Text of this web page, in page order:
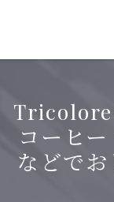
Tricolore
コーヒ
などで